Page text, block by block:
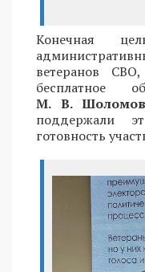
Конечная
ветеранов
бесплатное
М. В. Шоломов
поддержали
готовность